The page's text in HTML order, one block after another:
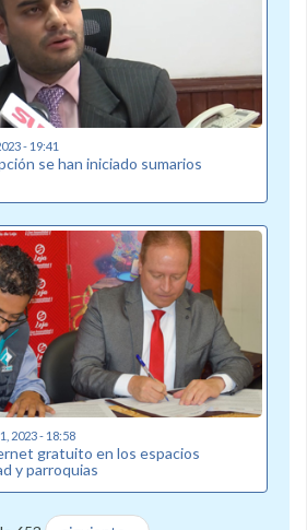
- 19:41
se han iniciado sumarios
2023 - 18:58
gratuito en los espacios
y parroquias